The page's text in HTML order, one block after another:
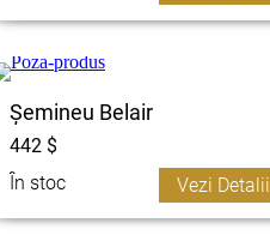
Șemineu Belair
442 $
În stoc
Vezi Detalii